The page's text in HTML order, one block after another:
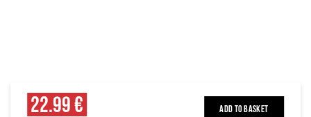
22.99 € ADD TO BASKET